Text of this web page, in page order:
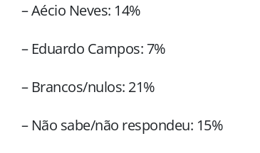
– Aécio Neves: 14%
– Eduardo Campos: 7%
– Brancos/nulos: 21%
– Não sabe/não respondeu: 15%